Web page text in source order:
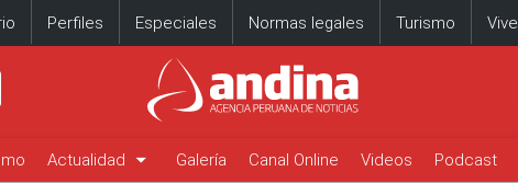
Perfiles Especiales Normas legales Turismo
Actualidad arrow_drop_down Galería Canal Online Videos Podcast